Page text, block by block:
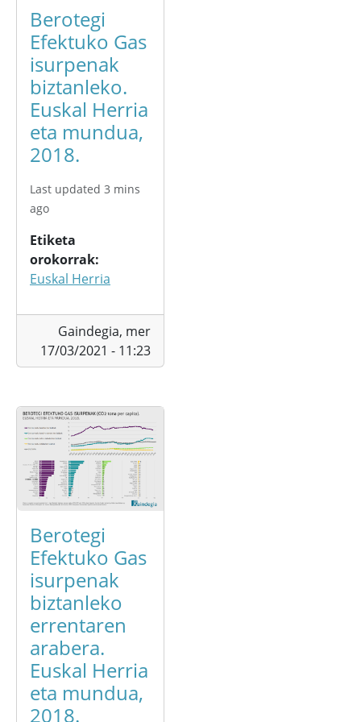
Berotegi
Efektuko Gas
isurpenak
biztanleko.
Euskal Herria
eta mundua,
2018.
Last updated 3 mins
ago
Etiketa
orokorrak
Euskal Herria
Gaindegia, mer
17/03/2021 - 11:23
Berotegi
Efektuko Gas
isurpenak
biztanleko
errentaren
arabera.
Euskal Herria
eta mundua,
2018.